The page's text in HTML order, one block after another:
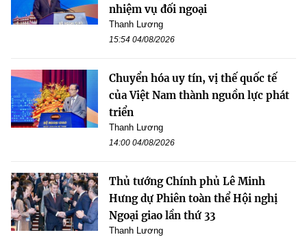
nhiệm vụ đối ngoại
Thanh Lương
15:54 04/08/2026
Chuyển hóa uy tín, vị thế quốc tế
của Việt Nam thành nguồn lực phát
triển
Thanh Lương
14:00 04/08/2026
Thủ tướng Chính phủ Lê Minh
Hưng dự Phiên toàn thể Hội nghị
Ngoại giao lần thứ 33
Thanh Lương